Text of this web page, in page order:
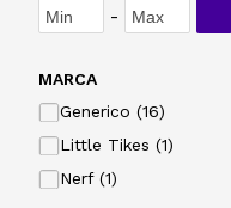
-
MARCA
Generico (16)
Little Tikes (1)
Nerf (1)